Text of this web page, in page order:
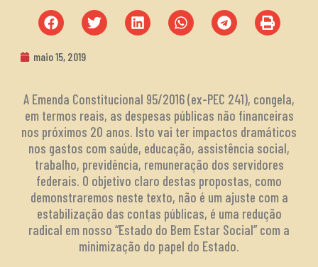
maio 15, 2019
A Emenda Constitucional 95/2016 (ex-PEC 241), congela,
em termos reais, as despesas públicas não financeiras
nos próximos 20 anos. Isto vai ter impactos dramáticos
nos gastos com saúde, educação, assistência social,
trabalho, previdência, remuneração dos servidores
federais. O objetivo claro destas propostas, como
demonstraremos neste texto, não é um ajuste com a
estabilização das contas públicas, é uma redução
radical em nosso “Estado do Bem Estar Social” com a
minimização do papel do Estado.